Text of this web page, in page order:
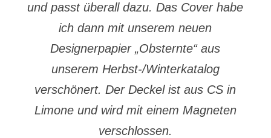
und passt überall dazu. Das Cover habe
ich dann mit unserem neuen
Designerpapier „Obsternte“ aus
unserem Herbst-/Winterkatalog
verschönert. Der Deckel ist aus CS in
Limone und wird mit einem Magneten
verschlossen.